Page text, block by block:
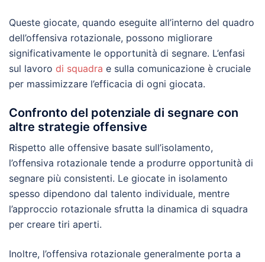
Queste giocate, quando eseguite all’interno del quadro
dell’offensiva rotazionale, possono migliorare
significativamente le opportunità di segnare. L’enfasi
sul lavoro di squadra e sulla comunicazione è cruciale
per massimizzare l’efficacia di ogni giocata.
Confronto del potenziale di segnare con
altre strategie offensive
Rispetto alle offensive basate sull’isolamento,
l’offensiva rotazionale tende a produrre opportunità di
segnare più consistenti. Le giocate in isolamento
spesso dipendono dal talento individuale, mentre
l’approccio rotazionale sfrutta la dinamica di squadra
per creare tiri aperti.
Inoltre, l’offensiva rotazionale generalmente porta a